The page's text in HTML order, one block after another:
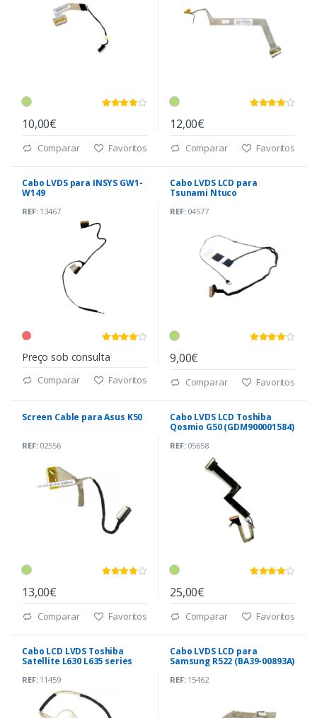
10,00€
Comparar Favoritos
12,00€
Comparar Favoritos
Cabo LVDS para INSYS GW1-
W149
REF:13467
Preço sob consulta
Comparar Favoritos
Cabo LVDS LCD para
Tsunami Ntuco
REF:04577
9,00€
Comparar Favoritos
Screen Cable para Asus K50
REF:02556
13,00€
Comparar Favoritos
Cabo LVDS LCD Toshiba
Qosmio G50 (GDM900001584)
REF:05658
25,00€
Comparar Favoritos
Cabo LCD LVDS Toshiba
Satellite L630 L635 series
REF:11459
Cabo LVDS LCD para
Samsung R522 (BA39-00893A)
REF:15462